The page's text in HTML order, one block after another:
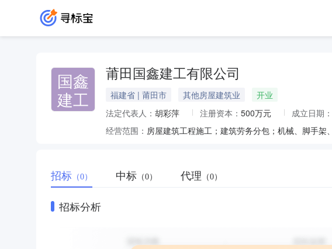
国鑫
建工
莆田国鑫建工有限公司
福建省 | 莆田市 其他房屋建筑业
开业
法定代表人： 胡彩萍 注册资本： 500万元 成立日期：
经营范围：
招标 （0） 中标 （0） 代理 （0）
招标分析